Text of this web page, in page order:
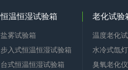
恒温恒湿试验箱
盐雾试验箱
步入式恒温恒湿试验箱
台式恒温恒湿试验箱
老化试验
温度老化
水冷式氙
臭氧老化仪